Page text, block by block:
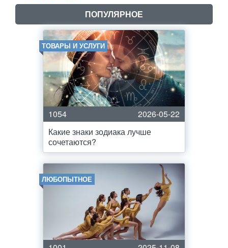
ПОПУЛЯРНОЕ
ТОВАРЫ И УСЛУГИ
1054
2026-05-22
Какие знаки зодиака лучше
сочетаются?
ЛЮБОПЫТНОЕ